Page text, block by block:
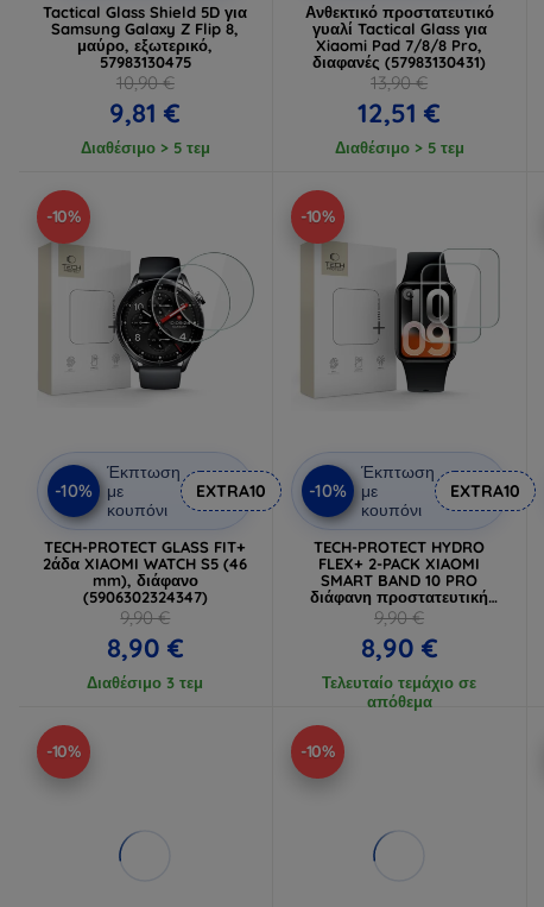
Tactical Glass Shield 5D για
Samsung Galaxy Z Flip 8,
μαύρο, εξωτερικό,
57983130475
10,90 €
9,81 €
Διαθέσιμο > 5 τεμ
Ανθεκτικό προστατευτικό
γυαλί Tactical Glass για
Xiaomi Pad 7/8/8 Pro,
διαφανές (57983130431)
13,90 €
12,51 €
Διαθέσιμο > 5 τεμ
-10%
-10%
Έκπτωση
με
κουπόνι
EXTRA10
TECH-PROTECT GLASS FIT+
2άδα XIAOMI WATCH S5 (46
mm), διάφανο
(5906302324347)
9,90 €
8,90 €
Διαθέσιμο 3 τεμ
-10%
-10%
Έκπτωση
με
κουπόνι
EXTRA10
TECH-PROTECT HYDRO
FLEX+ 2-PACK XIAOMI
SMART BAND 10 PRO
διάφανη προστατευτική
μεμβράνη υδρογέλης
9,90 €
8,90 €
Τελευταίο τεμάχιο σε
απόθεμα
-10% -10%